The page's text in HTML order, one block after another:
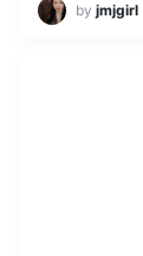
by jmjgirl